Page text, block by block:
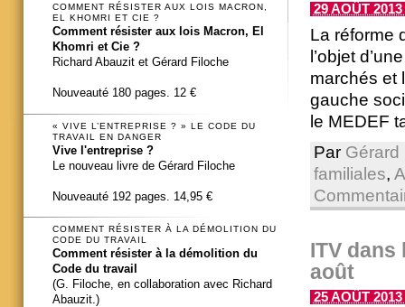
29 AOÛT
La réforme
l’objet
marchés et
gauche
le MEDEF
Par Gérard
familiales,
ITV dans
août
25 AOÛT
COMMENT RÉSISTER AUX LOIS MACRON,
EL KHOMRI ET CIE ?
Comment résister aux lois Macron, El
Khomri et Cie ?
Richard Abauzit et Gérard Filoche
Nouveauté 180 pages. 12 €
« VIVE L’ENTREPRISE ? » LE CODE DU
TRAVAIL EN DANGER
Vive l'entreprise ?
Le nouveau livre de Gérard Filoche
Nouveauté 192 pages. 14,95 €
COMMENT RÉSISTER À LA DÉMOLITION DU
CODE DU TRAVAIL
Comment résister à la démolition du
Code du travail
(G. Filoche, en collaboration avec Richard
Abauzit.)